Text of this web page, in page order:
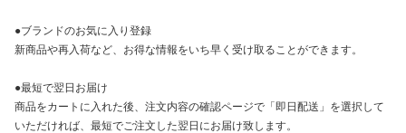
●ブランドのお気に入り登録
新商品や再入荷など、お得な情報をいち早く受け取ることができます。
●最短で翌日お届け
商品をカートに入れた後、注文内容の確認ページで「即日配送」を選択して
いただければ、最短でご注文した翌日にお届け致します。